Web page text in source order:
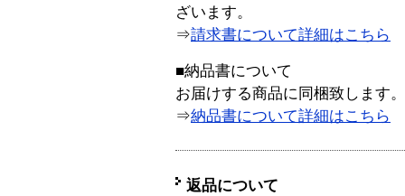
ざいます。
⇒請求書について詳細はこちら
■納品書について
お届けする商品に同梱致します。
⇒納品書について詳細はこちら
返品について